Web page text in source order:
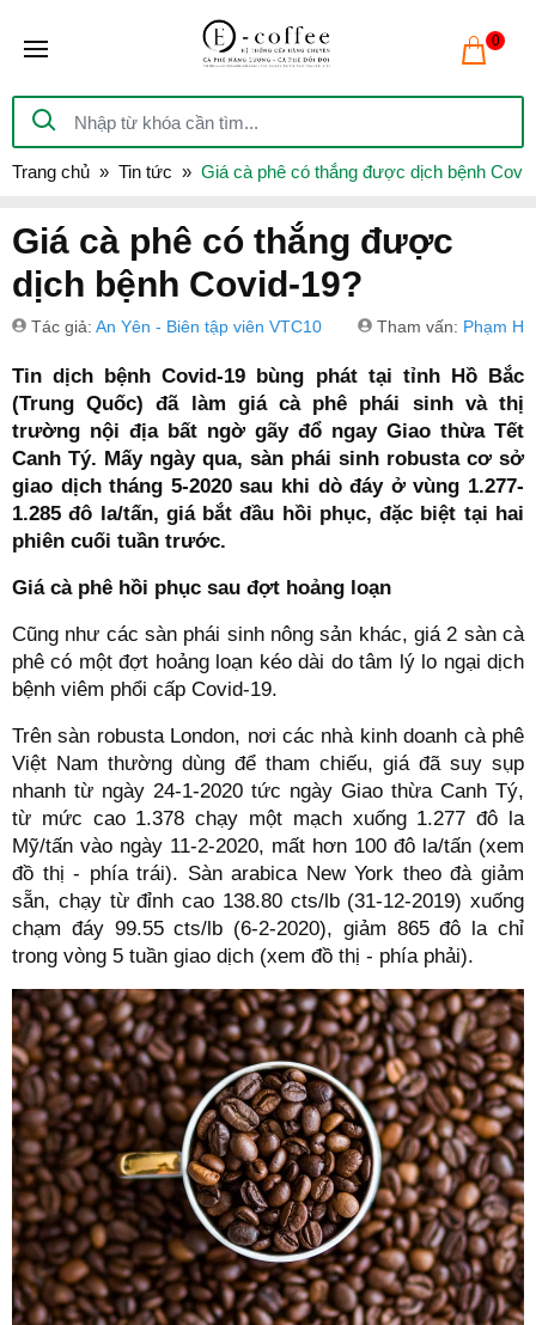
0
Trang chủ Tin tức Giá cà phê có thắng được dịch bệnh
Giá cà phê có thắng được
dịch bệnh Covid-19?
Tác giả: An Yên - Biên tập viên VTC10 Tham vấn: Phạm
Tin dịch bệnh Covid-19 bùng phát tại tỉnh Hồ Bắc
(Trung Quốc) đã làm giá cà phê phái sinh và thị
trường nội địa bất ngờ gãy đổ ngay Giao thừa Tết
Canh Tý. Mấy ngày qua, sàn phái sinh robusta cơ sở
giao dịch tháng 5-2020 sau khi dò đáy ở vùng 1.277-
1.285 đô la/tấn, giá bắt đầu hồi phục, đặc biệt tại hai
phiên cuối tuần trước.
Giá cà phê hồi phục sau đợt hoảng loạn
Cũng như các sàn phái sinh nông sản khác, giá 2 sàn cà
phê có một đợt hoảng loạn kéo dài do tâm lý lo ngại dịch
bệnh viêm phổi cấp Covid-19.
Trên sàn robusta London, nơi các nhà kinh doanh cà phê
Việt Nam thường dùng để tham chiếu, giá đã suy sụp
nhanh từ ngày 24-1-2020 tức ngày Giao thừa Canh Tý,
từ mức cao 1.378 chạy một mạch xuống 1.277 đô la
Mỹ/tấn vào ngày 11-2-2020, mất hơn 100 đô la/tấn (xem
đồ thị - phía trái). Sàn arabica New York theo đà giảm
sẵn, chạy từ đỉnh cao 138.80 cts/lb (31-12-2019) xuống
chạm đáy 99.55 cts/lb (6-2-2020), giảm 865 đô la chỉ
trong vòng 5 tuần giao dịch (xem đồ thị - phía phải).